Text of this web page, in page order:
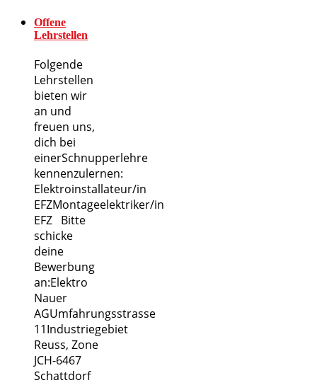
Offene
Lehrstellen
Folgende
Lehrstellen
bieten wir
an und
freuen uns,
dich bei
einerSchnupperlehre
kennenzulernen:
Elektroinstallateur/in
EFZMontageelektriker/in
EFZ Bitte
schicke
deine
Bewerbung
an:Elektro
Nauer
AGUmfahrungsstrasse
11Industriegebiet
Reuss, Zone
JCH-6467
Schattdorf